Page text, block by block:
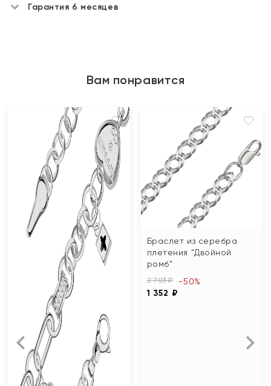
Гарантия 6 месяцев
Вам понравится
Браслет из серебра
плетения "Двойной
ромб"
2 703 ₽
1 352 ₽
-50%